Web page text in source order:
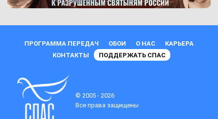
ПРОГРАММА ПЕРЕДАЧ ОБОИ О НАС
КАРЬЕРА
КОНТАКТЫ
ПОДДЕРЖАТЬ СПАС
© 2005 - 2026
Все права защищены